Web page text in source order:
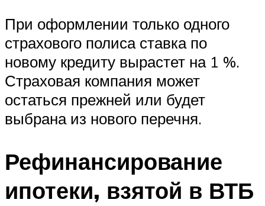
При оформлении только одного
страхового полиса ставка по
новому кредиту вырастет на 1 %.
Страховая компания может
остаться прежней или будет
выбрана из нового перечня.
Рефинансирование
ипотеки, взятой в ВТБ